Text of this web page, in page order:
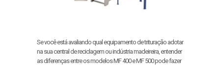
Se você está avaliando qual equipamento de trituração adotar
na sua central de reciclagem ou indústria madeireira, entender
as diferenças entre os modelos MF 400 e MF 500 pode fazer